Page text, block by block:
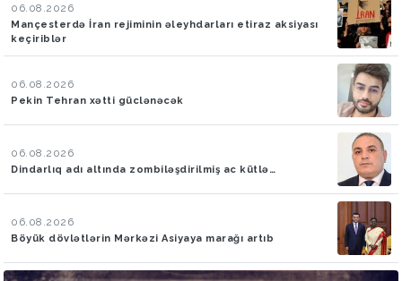
06.08.2026
Mançesterdə İran rejiminin əleyhdarları etiraz aksiyası
keçiriblər
06.08.2026
Pekin Tehran xətti güclənəcək
06.08.2026
Dindarlıq adı altında zombiləşdirilmiş ac kütlə…
06.08.2026
Böyük dövlətlərin Mərkəzi Asiyaya marağı artıb